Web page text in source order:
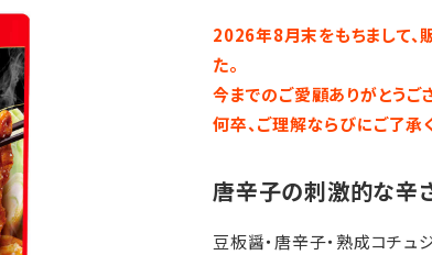
2026年8月末をもちまして、
た。
今までのご愛顧ありがとうご
何卒、ご理解ならびにご了承
唐辛子の刺激的な辛
豆板醤・唐辛子・熟成コチュ